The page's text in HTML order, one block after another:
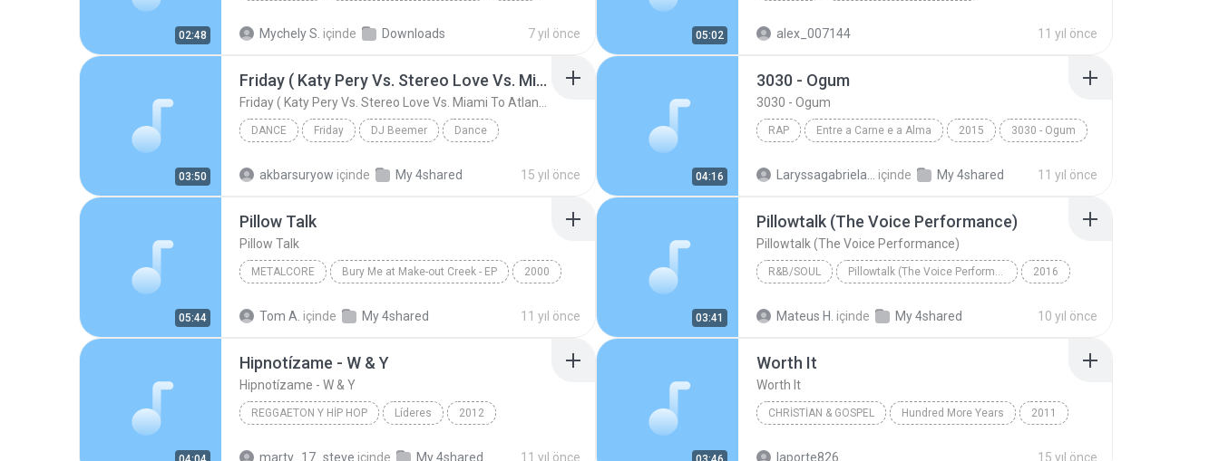
02:48 Mychely S. içinde Downloads 7 yıl önce 05:02 alex_007144 11 yıl önce
03:50
Friday ( Katy Pery Vs. Stereo Love Vs. Miami To Atlanta)
DANCE Friday DJ Beemer Dance
akbarsuryow içinde My 4shared 15 yıl önce 04:16
3030 - Ogum
3030 - Ogum
RAP Entre a Carne e a Alma 2015 3030 - Ogum
içinde My 4shared 11 yıl önce
05:44
Pillow Talk
Pillow Talk
METALCORE Bury Me at Make-out Creek - EP 2000
Tom A. içinde My 4shared 11 yıl önce 03:41
Pillowtalk (The Voice Performance)
Pillowtalk (The Voice Performance)
R&B/SOUL Pillowtalk (The Voice Performance) - Single 2016
Mateus H. içinde My 4shared 10 yıl önce
Hipnotízame - W & Y
Hipnotízame - W & Y
REGGAETON Y HIP HOP Líderes 2012
marty_17_steve içinde My 4shared 11 yıl önce
Worth It
Worth It
CHRISTIAN & GOSPEL Hundred More Years 2011
laporte826 15 yıl önce